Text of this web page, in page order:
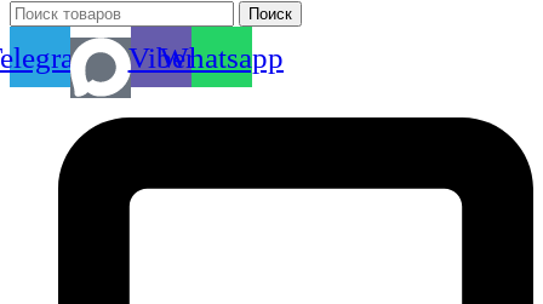
Поиск
ViberWhatsapp